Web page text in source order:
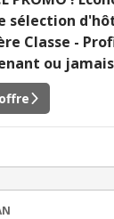
sélection
Classe -
ou